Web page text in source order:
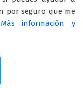
por seguro que me
Más información y